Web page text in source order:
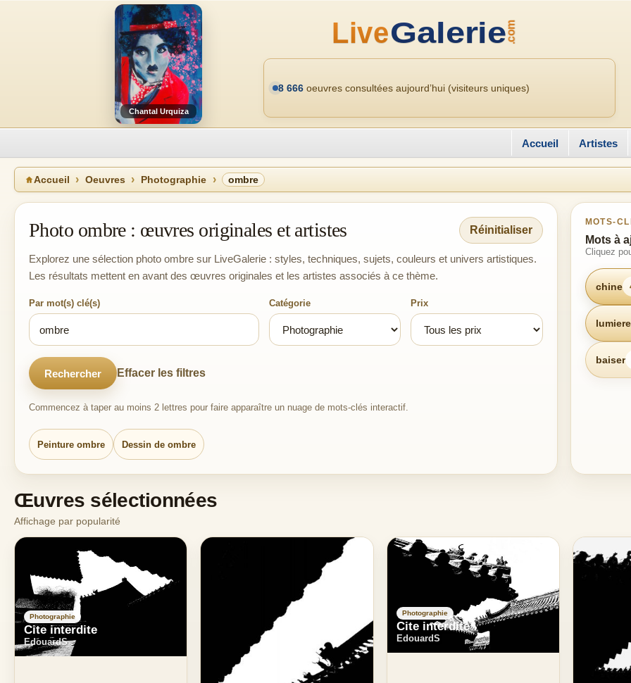
Chantal Urquiza
8 666 oeuvres consultées aujourd’hui (visiteurs uniques)
Accueil Artistes
Accueil Oeuvres Photographie ombre
Photo ombre : œuvres originales et artistes Réinitialiser
Explorez une sélection photo ombre sur LiveGalerie : styles, techniques, sujets, couleurs et univers artistiques.
Les résultats mettent en avant des œuvres originales et les artistes associés à ce thème.
Par mot(s) clé(s) Catégorie Prix
Rechercher Effacer les filtres
Commencez à taper au moins 2 lettres pour faire apparaître un nuage de mots-clés interactif.
Peinture ombre Dessin de ombre
MOTS-
Mots à
Cliquez
chine
lumiere
baiser
Œuvres sélectionnées
Affichage par popularité
Photographie
Cite interdite
EdouardS
Photographie
Cite interdite
EdouardS